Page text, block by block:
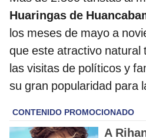
Huaringas de
los meses de mayo a
que este atractivo natural
las visitas de políticos y
su gran popularidad para